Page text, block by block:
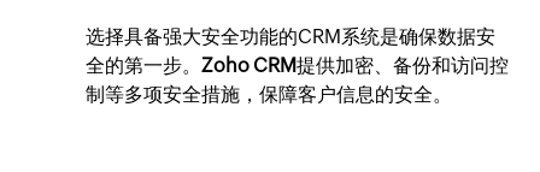
选择具备强大安全功能的CRM系统是确保数据安
全的第一步。Zoho CRM提供加密、备份和访问控
制等多项安全措施，保障客户信息的安全。